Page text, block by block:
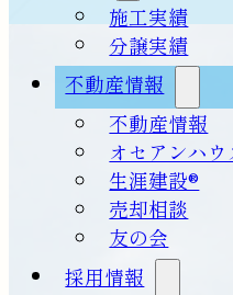
施工実績
分譲実績
不動産情報
不動産情報
オセアンハウ
生涯建設®
売却相談
友の会
採用情報